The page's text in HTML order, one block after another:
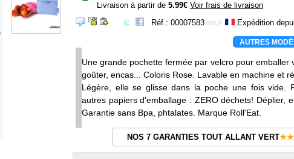
Livraison à partir de 5.99€ Voir frais de livraison
Réf.: 00007583 NEUF Expédition
AUTRES
Une grande pochette fermée par velcro pour emballer
goûter, encas... Coloris Rose. Lavable en machine et
Légère, elle se glisse dans la poche une fois vide.
autres papiers d'emballage : ZERO déchets! Déplier,
Garantie sans Bpa, phtalates. Marque Roll'Eat.
NOS 7 GARANTIES TOUT ALLANT VERT